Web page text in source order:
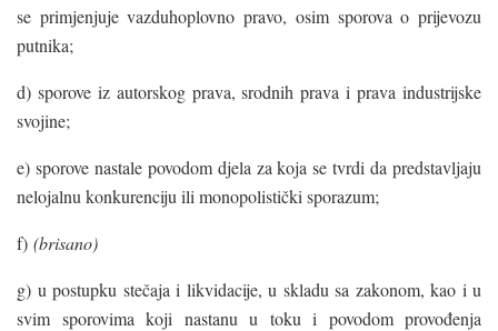
se primjenjuje vazduhoplovno pravo, osim sporova o prijevozu
putnika;
d) sporove iz autorskog prava, srodnih prava i prava industrijske
svojine;
e) sporove nastale povodom djela za koja se tvrdi da predstavljaju
nelojalnu konkurenciju ili monopolistički sporazum;
f) (brisano)
g) u postupku stečaja i likvidacije, u skladu sa zakonom, kao i u
svim sporovima koji nastanu u toku i povodom provođenja